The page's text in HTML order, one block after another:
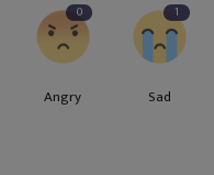
0
Angry
1
Sad